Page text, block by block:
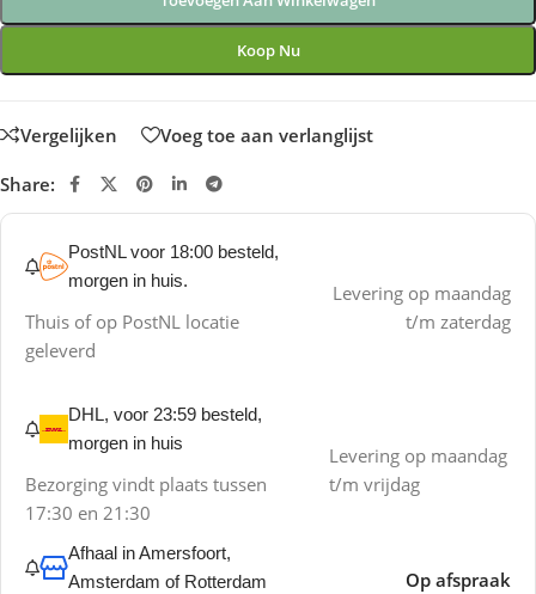
Koop Nu
Vergelijken Voeg toe aan verlanglijst
Share:
PostNL voor 18:00 besteld,
morgen in huis.
Thuis of op PostNL locatie
geleverd
Levering op maandag
t/m zaterdag
DHL, voor 23:59 besteld,
morgen in huis
Bezorging vindt plaats tussen
17:30 en 21:30
Levering op maandag
t/m vrijdag
Afhaal in Amersfoort,
Amsterdam of Rotterdam
Op afspraak